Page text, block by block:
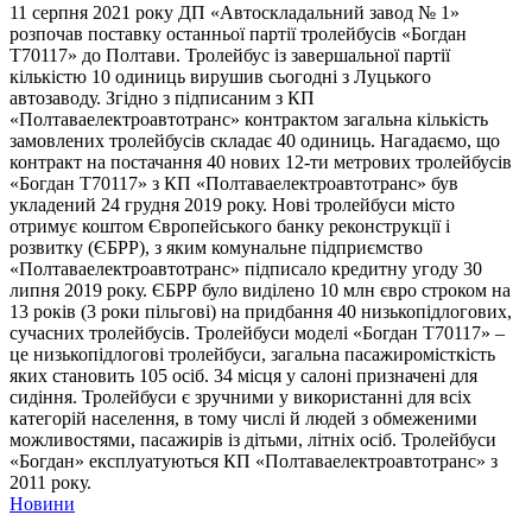
11 серпня 2021 року ДП «Автоскладальний завод № 1»
розпочав поставку останньої партії тролейбусів «Богдан
Т70117» до Полтави. Тролейбус із завершальної партії
кількістю 10 одиниць вирушив сьогодні з Луцького
автозаводу. Згідно з підписаним з КП
«Полтаваелектроавтотранс» контрактом загальна кількість
замовлених тролейбусів складає 40 одиниць. Нагадаємо, що
контракт на постачання 40 нових 12-ти метрових тролейбусів
«Богдан Т70117» з КП «Полтаваелектроавтотранс» був
укладений 24 грудня 2019 року. Нові тролейбуси місто
отримує коштом Європейського банку реконструкції і
розвитку (ЄБРР), з яким комунальне підприємство
«Полтаваелектроавтотранс» підписало кредитну угоду 30
липня 2019 року. ЄБРР було виділено 10 млн євро строком на
13 років (3 роки пільгові) на придбання 40 низькопідлогових,
сучасних тролейбусів. Тролейбуси моделі «Богдан Т70117» –
це низькопідлогові тролейбуси, загальна пасажиромісткість
яких становить 105 осіб. 34 місця у салоні призначені для
сидіння. Тролейбуси є зручними у використанні для всіх
категорій населення, в тому числі й людей з обмеженими
можливостями, пасажирів із дітьми, літніх осіб. Тролейбуси
«Богдан» експлуатуються КП «Полтаваелектроавтотранс» з
2011 року.
Новини